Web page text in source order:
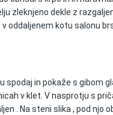
zleknjeno dekle z
oddaljenem kotu salonu
in pokaže s gibom
v klet. V nasprotju s
. Na steni slika , pod njo